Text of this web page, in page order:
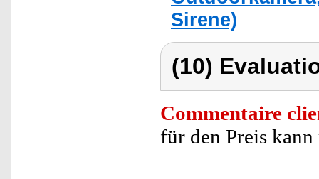
Sirene)
(10)
Commentaire
für den Preis